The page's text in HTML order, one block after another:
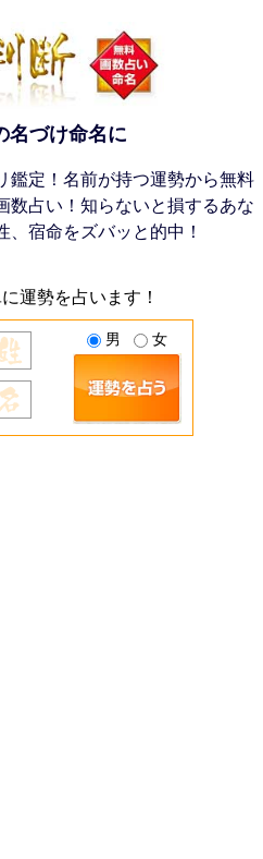
名づけ命名に
鑑定！名前が持つ運勢から無料
数占い！知らないと損するあな
宿命をズバッと的中！
運勢を占います！
男 女